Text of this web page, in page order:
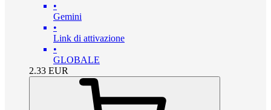
•
Gemini
•
Link di attivazione
•
GLOBALE
2.33 EUR